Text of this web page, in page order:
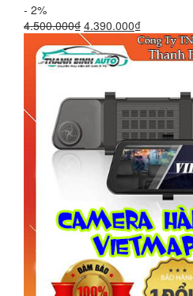
- 2%
4.500.000₫ Giá
gốc
là:
4.500.000₫.
4.390.000₫Giá
hiện
tại
4.390.000₫.